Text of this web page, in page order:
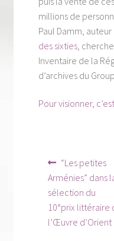
millions de
Paul Damm,
des sixties,
Inventaire de la
d’archives du
Pour visionner,
Navigation
de
l’article
Article
précédent :
“Les petites
Arménies” dans
sélection du
10°prix littéraire
l’Œuvre d’Orient